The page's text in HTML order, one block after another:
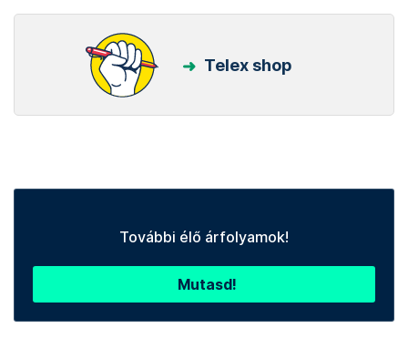
Telex shop
További élő árfolyamok!
Mutasd!